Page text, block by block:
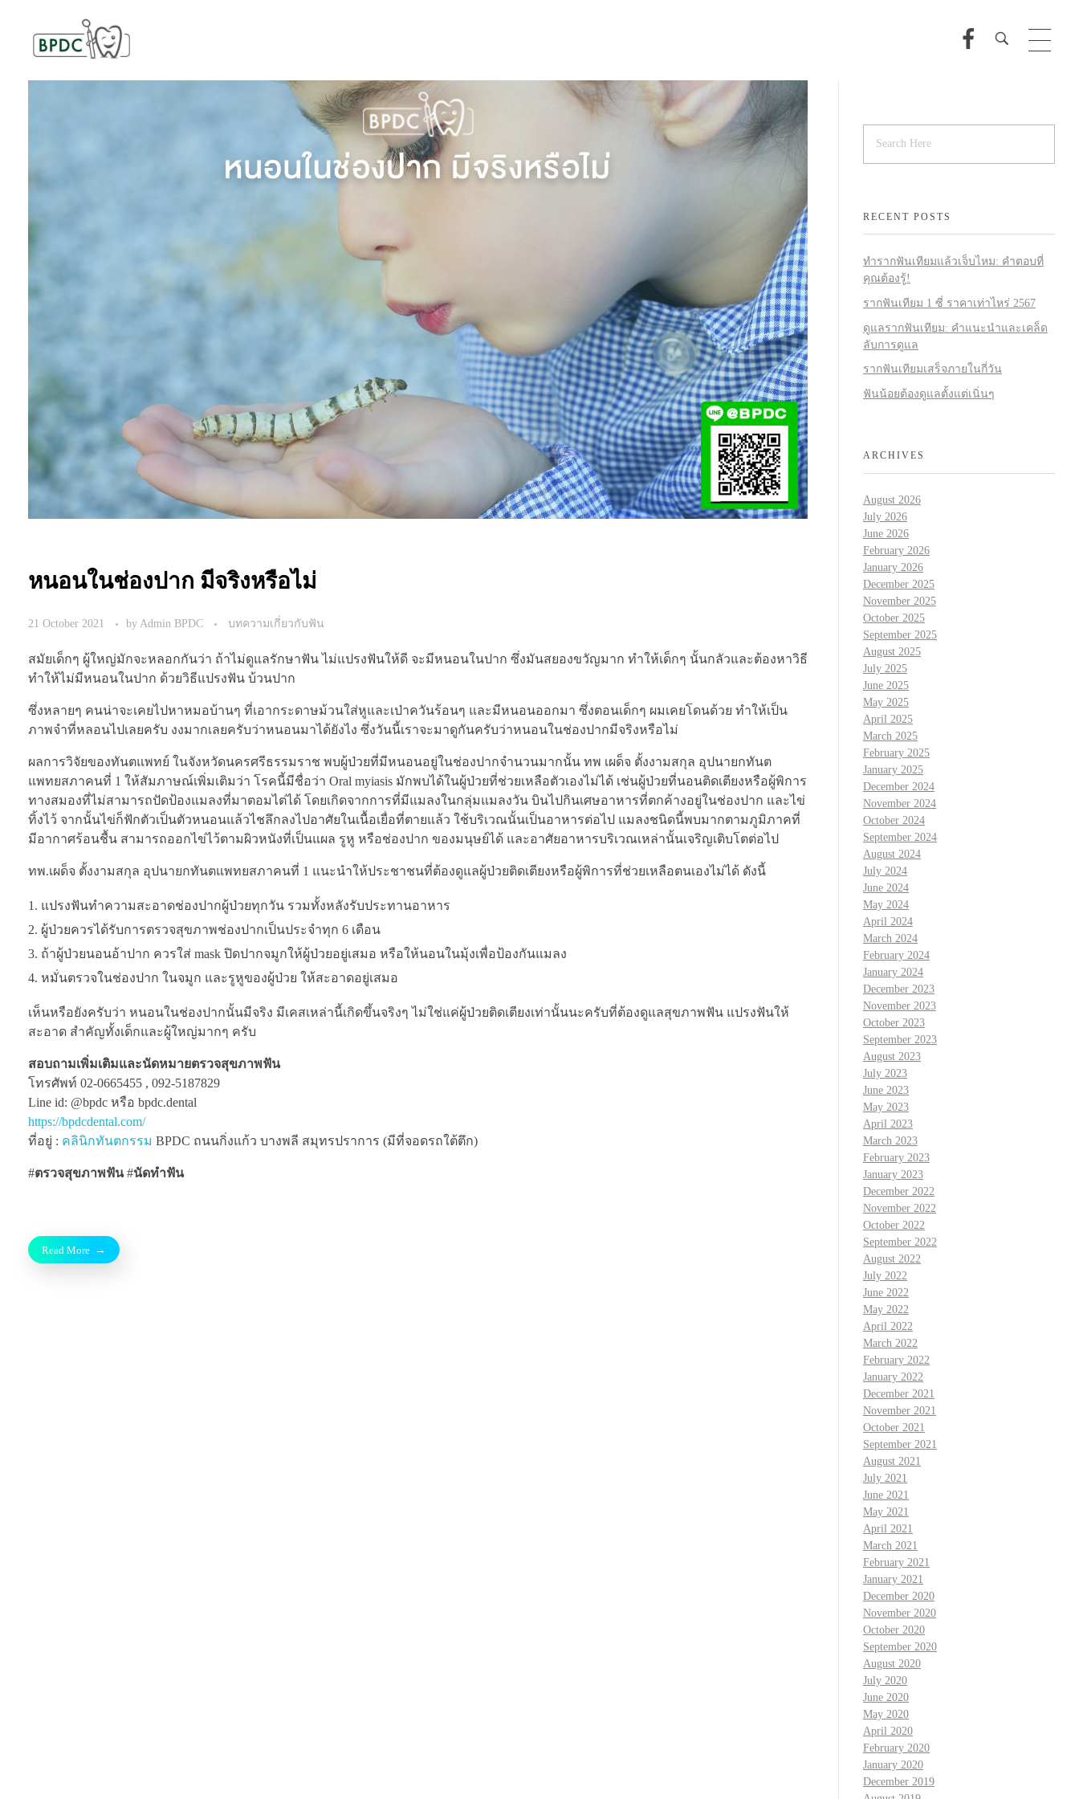
หนอนในช่องปาก มีจริงหรือไม่
21 October 2021 by Admin BPDC บทความเกี่ยวกับฟัน
สมัยเด็กๆ ผู้ใหญ่มักจะหลอกกันว่า ถ้าไม่ดูแลรักษาฟัน ไม่แปรงฟันให้ดี จะมีหนอนในปาก ซึ่งมันสยองขวัญมาก ทำให้เด็กๆ นั้นกลัวและต้องหาวิธี
ทำให้ไม่มีหนอนในปาก ด้วยวิธีแปรงฟัน บ้วนปาก
ซึ่งหลายๆ คนน่าจะเคยไปหาหมอบ้านๆ ที่เอากระดาษม้วนใส่หูและเป่าควันร้อนๆ และมีหนอนออกมา ซึ่งตอนเด็กๆ ผมเคยโดนด้วย ทำให้เป็น
ภาพจำที่หลอนไปเลยครับ งงมากเลยครับว่าหนอนมาได้ยังไง ซึ่งวันนี้เราจะมาดูกันครับว่าหนอนในช่องปากมีจริงหรือไม่
ผลการวิจัยของทันตแพทย์ ในจังหวัดนครศรีธรรมราช พบผู้ป่วยที่มีหนอนอยู่ในช่องปากจำนวนมากนั้น ทพ เผด็จ ตั้งงามสกุล อุปนายกทันต
แพทยสภาคนที่ 1 ให้สัมภาษณ์เพิ่มเติมว่า โรคนี้มีชื่อว่า Oral myiasis มักพบได้ในผู้ป่วยที่ช่วยเหลือตัวเองไม่ได้ เช่นผู้ป่วยที่นอนติดเตียงหรือผู้พิการ
ทางสมองที่ไม่สามารถปัดป้องแมลงที่มาตอมไต่ได้ โดยเกิดจากการที่มีแมลงในกลุ่มแมลงวัน บินไปกินเศษอาหารที่ตกค้างอยู่ในช่องปาก และไข่
ทิ้งไว้ จากนั้นไข่ก็ฟักตัวเป็นตัวหนอนแล้วไชลึกลงไปอาศัยในเนื้อเยื่อที่ตายแล้ว ใช้บริเวณนั้นเป็นอาหารต่อไป แมลงชนิดนี้พบมากตามภูมิภาคที่
มีอากาศร้อนชื้น สามารถออกไข่ไว้ตามผิวหนังที่เป็นแผล รูหู หรือช่องปาก ของมนุษย์ได้ และอาศัยอาหารบริเวณเหล่านั้นเจริญเติบโตต่อไป
ทพ.เผด็จ ตั้งงามสกุล อุปนายกทันตแพทยสภาคนที่ 1 แนะนำให้ประชาชนที่ต้องดูแลผู้ป่วยติดเตียงหรือผู้พิการที่ช่วยเหลือตนเองไม่ได้ ดังนี้
แปรงฟันทำความสะอาดช่องปากผู้ป่วยทุกวัน รวมทั้งหลังรับประทานอาหาร
ผู้ป่วยควรได้รับการตรวจสุขภาพช่องปากเป็นประจำทุก 6 เดือน
ถ้าผู้ป่วยนอนอ้าปาก ควรใส่ mask ปิดปากจมูกให้ผู้ป่วยอยู่เสมอ หรือให้นอนในมุ้งเพื่อป้องกันแมลง
หมั่นตรวจในช่องปาก ในจมูก และรูหูของผู้ป่วย ให้สะอาดอยู่เสมอ
เห็นหรือยังครับว่า หนอนในช่องปากนั้นมีจริง มีเคสเหล่านี้เกิดขึ้นจริงๆ ไม่ใช่แค่ผู้ป่วยติดเตียงเท่านั้นนะครับที่ต้องดูแลสุขภาพฟัน แปรงฟันให้
สะอาด สำคัญทั้งเด็กและผู้ใหญ่มากๆ ครับ
สอบถามเพิ่มเติมและนัดหมายตรวจสุขภาพฟัน
โทรศัพท์ 02-0665455 , 092-5187829
Line id: @bpdc หรือ bpdc.dental
https://bpdcdental.com/
ที่อยู่ : คลินิกทันตกรรม BPDC ถนนกิ่งแก้ว บางพลี สมุทรปราการ (มีที่จอดรถใต้ตึก)
#ตรวจสุขภาพฟัน#นัดทำฟัน
Read More
RECENT POSTS
ทำรากฟันเทียมแล้วเจ็บไหม: คำตอบที่
คุณต้องรู้!
รากฟันเทียม 1 ซี่ ราคาเท่าไหร่ 2567
ดูแลรากฟันเทียม: คำแนะนำและเคล็ด
ลับการดูแล
รากฟันเทียมเสร็จภายในกี่วัน
ฟันน้อยต้องดูแลตั้งแต่เนิ่นๆ
ARCHIVES
August 2026
July 2026
June 2026
February 2026
January 2026
December 2025
November 2025
October 2025
September 2025
August 2025
July 2025
June 2025
May 2025
April 2025
March 2025
February 2025
January 2025
December 2024
November 2024
October 2024
September 2024
August 2024
July 2024
June 2024
May 2024
April 2024
March 2024
February 2024
January 2024
December 2023
November 2023
October 2023
September 2023
August 2023
July 2023
June 2023
May 2023
April 2023
March 2023
February 2023
January 2023
December 2022
November 2022
October 2022
September 2022
August 2022
July 2022
June 2022
May 2022
April 2022
March 2022
February 2022
January 2022
December 2021
November 2021
October 2021
September 2021
August 2021
July 2021
June 2021
May 2021
April 2021
March 2021
February 2021
January 2021
December 2020
November 2020
October 2020
September 2020
August 2020
July 2020
June 2020
May 2020
April 2020
February 2020
January 2020
December 2019